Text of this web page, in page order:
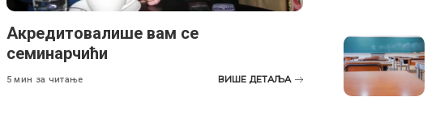
Акредитовалише вам се
семинарчићи
5 мин за читање ВИШЕ ДЕТАЉА